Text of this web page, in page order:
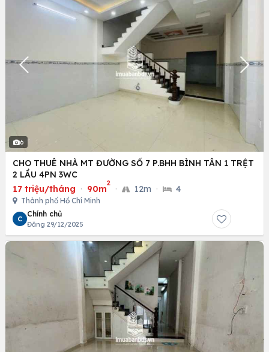
6
CHO THUÊ NHÀ MT ĐƯỜNG SỐ 7 P.BHH BÌNH TÂN 1 TRỆT
2 LẦU 4PN 3WC
17 triệu/tháng · 90m
2
· 12m · 4
Thành phố Hồ Chí Minh
C
Chính chủ
Đăng 29/12/2025